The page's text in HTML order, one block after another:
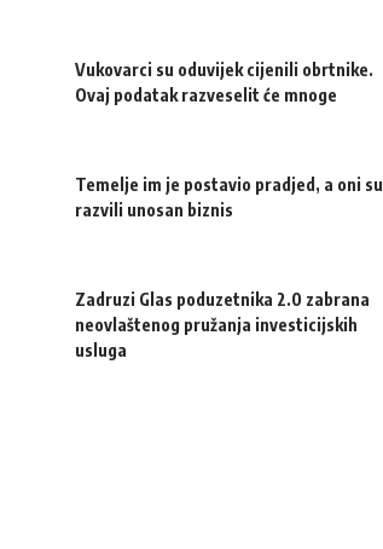
Vukovarci su oduvijek cijenili obrtnike.
Ovaj podatak razveselit će mnoge
Temelje im je postavio pradjed, a oni su
razvili unosan biznis
Zadruzi Glas poduzetnika 2.0 zabrana
neovlaštenog pružanja investicijskih
usluga